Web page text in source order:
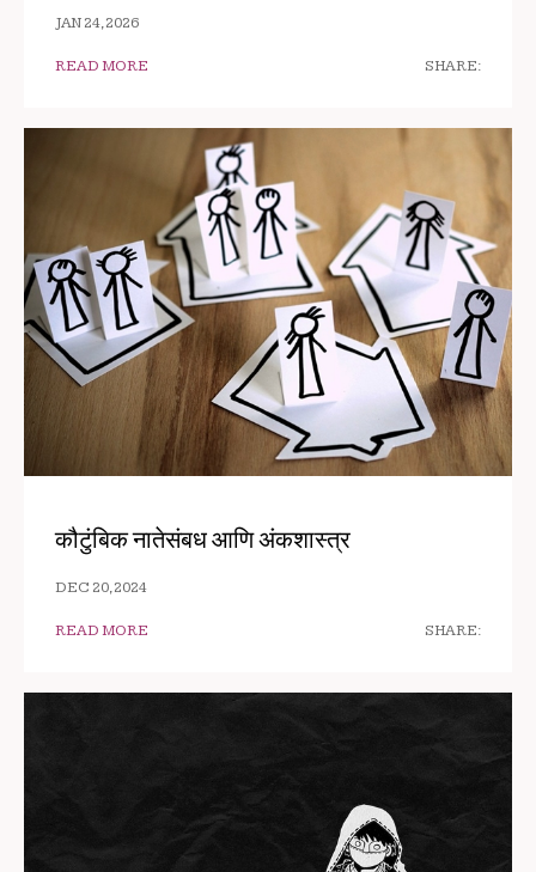
JAN 24, 2026
READ MORE SHARE:
कौटुंबिक नातेसंबध आणि अंकशास्त्र
DEC 20, 2024
READ MORE SHARE: